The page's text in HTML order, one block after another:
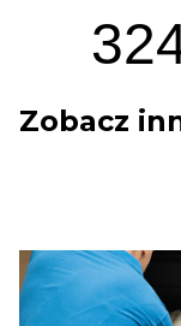
Zobacz